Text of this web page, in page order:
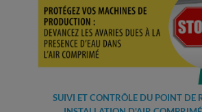
SUIVI ET CONTRÔLE DU POINT DE